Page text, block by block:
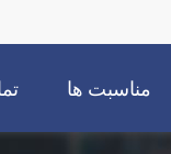
مناسبت ها